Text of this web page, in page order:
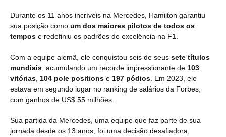
Durante os 11 anos incríveis na Mercedes, Hamilton garantiu
sua posição como um dos maiores pilotos de todos os
tempos e redefiniu os padrões de excelência na F1.
Com a equipe alemã, ele conquistou seis de seus sete títulos
mundiais , acumulando um recorde impressionante de 103
vitórias 104 pole positions e 197 pódios . Em 2023, ele
estava em segundo lugar no ranking de salários da Forbes,
com ganhos de US$ 55 milhões.
Sua partida da Mercedes, uma equipe que faz parte de sua
jornada desde os 13 anos, foi uma decisão desafiadora,